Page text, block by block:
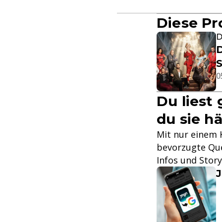
Diese
Du liest
du sie
Mit nur einem
bevorzugte
Infos und